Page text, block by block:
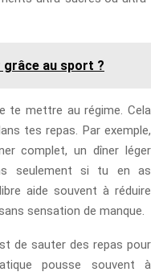
au sport ?
te mettre au régime. Cela
tes repas. Par exemple,
complet, un dîner léger
seulement si tu en as
aide souvent à réduire
sensation de manque.
de sauter des repas pour
pousse souvent à